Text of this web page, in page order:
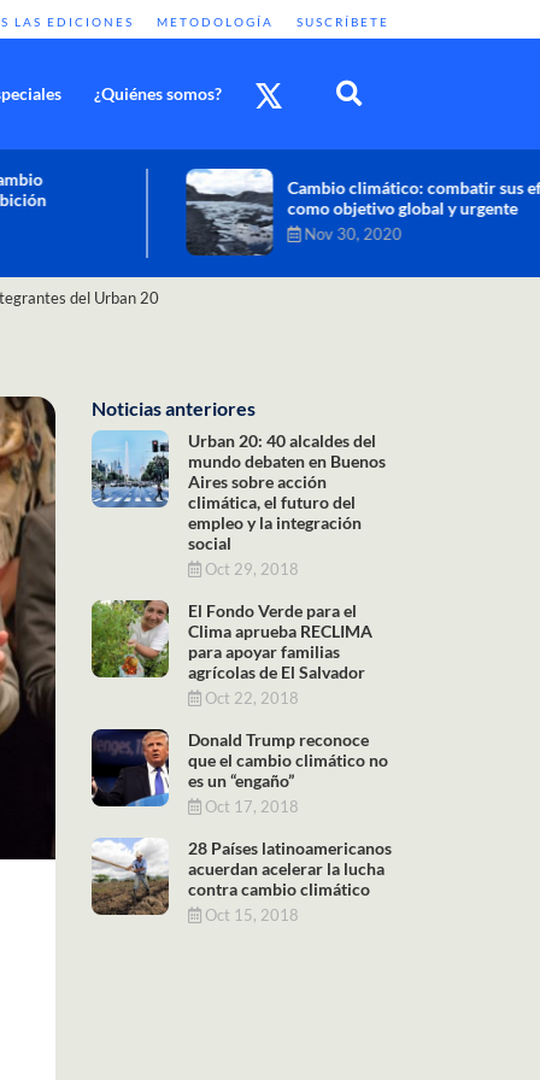
LAS EDICIONES METODOLOGÍA SUSCRÍBETE
¿Quiénes somos?
Cambio climático: combatir sus efectos
como objetivo global y urgente
Nov 30, 2020
del Urban 20
Noticias anteriores
Urban 20: 40 alcaldes del
mundo debaten en Buenos
Aires sobre acción
climática, el futuro del
empleo y la integración
social
Oct 29, 2018
El Fondo Verde para el
Clima aprueba RECLIMA
para apoyar familias
agrícolas de El Salvador
Oct 22, 2018
Donald Trump reconoce
que el cambio climático no
es un “engaño”
Oct 17, 2018
28 Países latinoamericanos
acuerdan acelerar la lucha
contra cambio climático
Oct 15, 2018